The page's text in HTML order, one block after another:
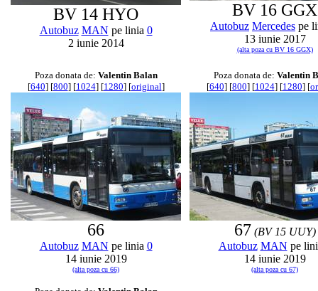
BV 14 HYO
Autobuz MAN pe linia 0
2 iunie 2014
BV 16 GGX
Autobuz Mercedes pe
13 iunie 2017
(alta poza cu BV 16 GGX)
Poza donata de: Valentin Balan
[640] [800] [1024] [1280] [original]
66
Autobuz MAN pe linia 0
14 iunie 2019
(alta poza cu 66)
Poza donata de: Valentin
[640] [800] [1024] [1280] [
67 (BV 15 UUY)
Autobuz MAN pe
14 iunie 2019
(alta poza cu 67)